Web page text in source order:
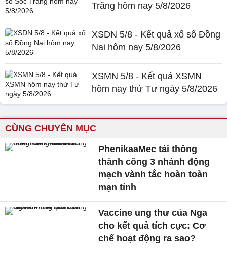
Trăng hôm nay 5/8/2026
XSDN 5/8 - Kết quả xổ số Đồng
Nai hôm nay 5/8/2026
XSMN 5/8 - Kết quả XSMN
hôm nay thứ Tư ngày 5/8/2026
CÙNG CHUYÊN MỤC
PhenikaaMec tái thông
thành công 3 nhánh động
mạch vành tắc hoàn toàn
mạn tính
Vaccine ung thư của Nga
cho kết quả tích cực: Cơ
chế hoạt động ra sao?